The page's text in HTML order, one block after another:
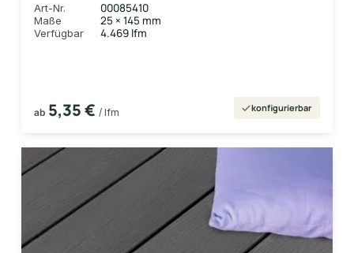
Art-Nr. 00085410
Maße 25 × 145 mm
Verfügbar 4.469 lfm
ab 5,35 € / lfm konfigurierbar